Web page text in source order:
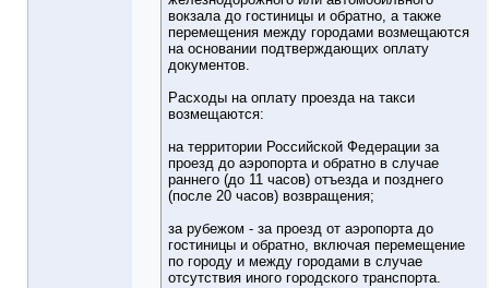
вокзала до гостиницы и обратно, а также
перемещения между городами возмещаются
на основании подтверждающих оплату
документов.
Расходы на оплату проезда на такси
возмещаются:
на территории Российской Федерации за
проезд до аэропорта и обратно в случае
раннего (до 11 часов) отъезда и позднего
(после 20 часов) возвращения;
за рубежом - за проезд от аэропорта до
гостиницы и обратно, включая перемещение
по городу и между городами в случае
отсутствия иного городского транспорта.